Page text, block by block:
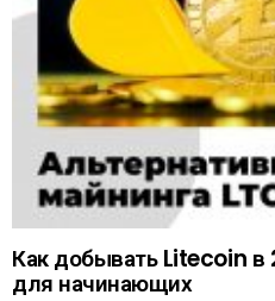
Как добывать Litecoin в
для начинающих